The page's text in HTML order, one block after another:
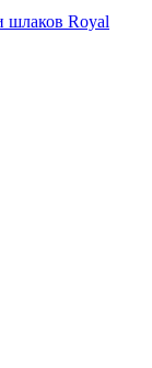
шлаков Royal